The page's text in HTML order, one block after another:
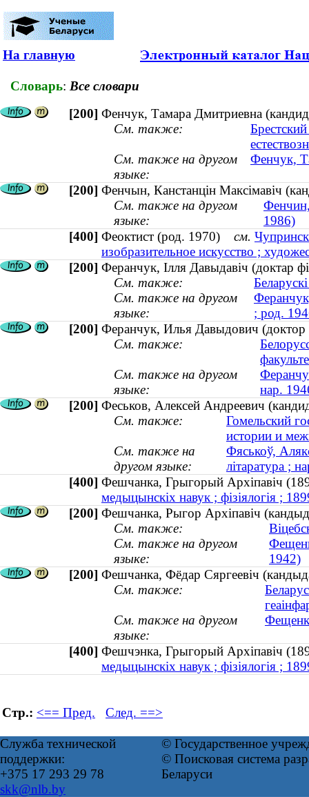
На главную
Словарь: Все словари
[200] Фенчук, Тамара Дмитриевна
См. также:
См. также на другом
языке:
Фенчук,
[200] Фенчын, Канстанцін Максімавіч
См. также на другом
языке:
1986)
[400] Феоктист (род. 1970) см.
изобразительное искусство ;
[200] Феранчук, Iлля Давыдавiч (доктар
См. также:
См. также на другом
языке:
; род.
[200] Феранчук, Илья Давыдович (доктор
См. также:
См. также на другом
языке:
нар.
[200] Феськов, Алексей Андреевич
См. также:
Гомельский
истории и
См. также на
другом языке:
Фяськоў,
літаратура ;
[400] Фешчанка, Грыгорый Архіпавіч
медыцынскіх навук ; фізіялогія ;
[200] Фешчанка, Рыгор Архіпавіч
См. также:
См. также на другом
языке:
1942)
[200] Фешчанка, Фёдар Сяргеевіч
См. также:
См. также на другом
языке:
[400] Фешчэнка, Грыгорый Архіпавіч
медыцынскіх навук ; фізіялогія ;
Стр.: <== Пред. След. ==>
Служба технической
поддержки:
+375 17 293 29 78
skk@nlb.by
© Государственное
© Поисковая система
Беларуси